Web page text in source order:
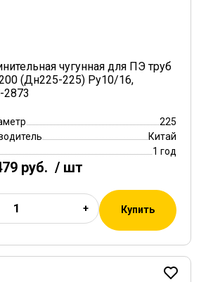
чугунная для ПЭ труб
(Дн225-225) Ру10/16,
2873
225
Китай
1 год
руб. / шт
+ Купить